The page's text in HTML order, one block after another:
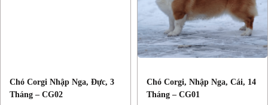
Chó Corgi Nhập Nga, Đực, 3
Tháng – CG02
Chó Corgi, Nhập Nga, Cái, 14
Tháng – CG01